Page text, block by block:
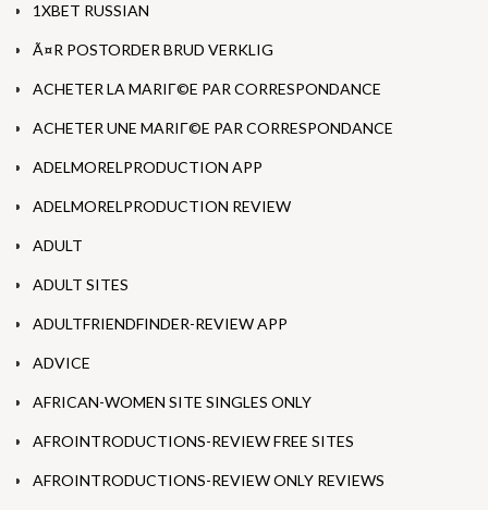
1XBET RUSSIAN
Ã¤R POSTORDER BRUD VERKLIG
ACHETER LA MARIГ©E PAR CORRESPONDANCE
ACHETER UNE MARIГ©E PAR CORRESPONDANCE
ADELMORELPRODUCTION APP
ADELMORELPRODUCTION REVIEW
ADULT
ADULT SITES
ADULTFRIENDFINDER-REVIEW APP
ADVICE
AFRICAN-WOMEN SITE SINGLES ONLY
AFROINTRODUCTIONS-REVIEW FREE SITES
AFROINTRODUCTIONS-REVIEW ONLY REVIEWS